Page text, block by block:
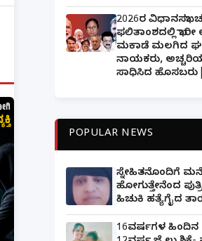
2026ರ ವಿಧಾನಸಭಾ
ಫಲಿತಾಂಶದಲ್ಲಿ ಭಾರೀ
ಮಕಾಡೆ ಮಲಗಿದ
ನಾಯಕರು,
ಸಾಧಿಸಿದ ಹೊಸಬರು
POPULAR NEWS
ಸ್ನೇಹಿತನೊಂದಿಗೆ ಮನೆ
ಹೋಗುತ್ತೇನೆಂದ
ಹಿಚುಕಿ ಹತ್ಯೆಗೈದ
16ವರ್ಷಗಳ ಹಿಂದಿನ